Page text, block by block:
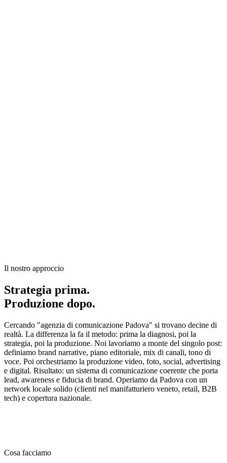
Il nostro approccio
Strategia prima.
Produzione dopo.
Cercando "agenzia di comunicazione Padova" si trovano decine di
realtà. La differenza la fa il metodo: prima la diagnosi, poi la
strategia, poi la produzione. Noi lavoriamo a monte del singolo post:
definiamo brand narrative, piano editoriale, mix di canali, tono di
voce. Poi orchestriamo la produzione video, foto, social, advertising
e digital. Risultato: un sistema di comunicazione coerente che porta
lead, awareness e fiducia di brand. Operiamo da Padova con un
network locale solido (clienti nel manifatturiero veneto, retail, B2B
tech) e copertura nazionale.
Cosa facciamo